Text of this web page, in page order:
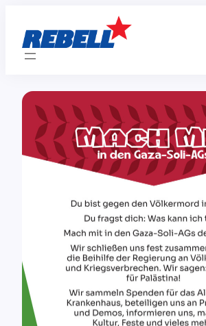
springen
Mach mit in den Gaza-Soli-AGs